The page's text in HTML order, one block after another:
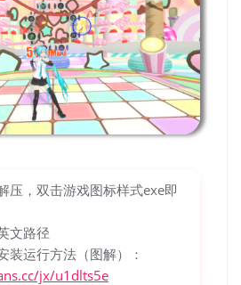
压，双击游戏图标样式exe即
文路径
装运行方法（图解）：
jx/u1dlts5e